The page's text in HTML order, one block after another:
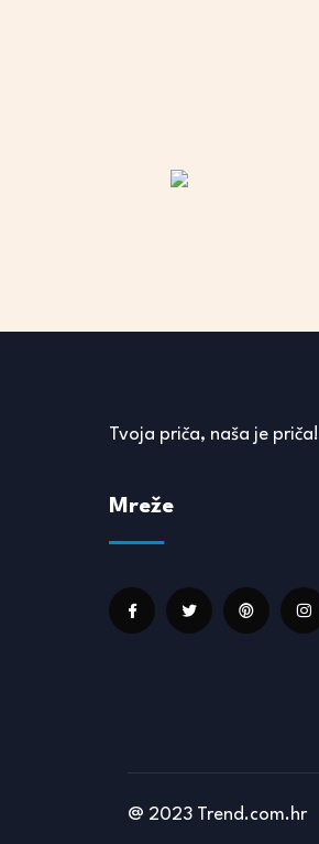
Tvoja priča, naša je priča!
Mreže
@ 2023 Trend.com.hr